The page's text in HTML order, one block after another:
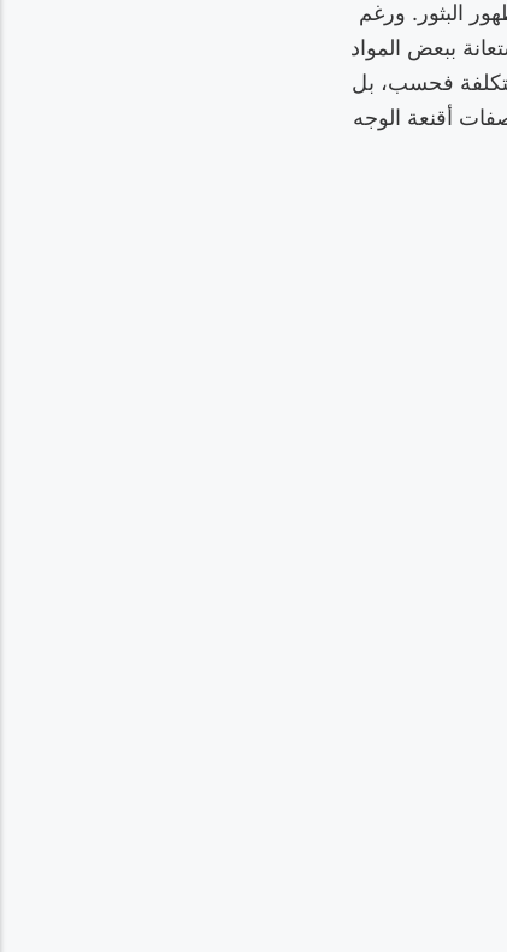
البثور. ورغم
ببعض المواد
فحسب، بل
أقنعة الوجه